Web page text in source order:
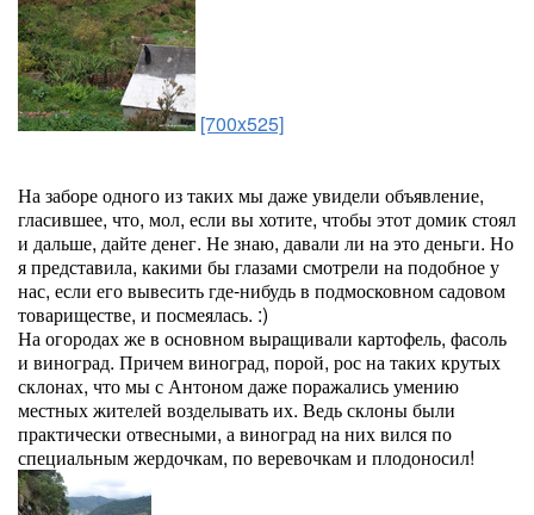
[700x525]
На заборе одного из таких мы даже увидели объявление,
гласившее, что, мол, если вы хотите, чтобы этот домик стоял
и дальше, дайте денег. Не знаю, давали ли на это деньги. Но
я представила, какими бы глазами смотрели на подобное у
нас, если его вывесить где-нибудь в подмосковном садовом
товариществе, и посмеялась. :)
На огородах же в основном выращивали картофель, фасоль
и виноград. Причем виноград, порой, рос на таких крутых
склонах, что мы с Антоном даже поражались умению
местных жителей возделывать их. Ведь склоны были
практически отвесными, а виноград на них вился по
специальным жердочкам, по веревочкам и плодоносил!